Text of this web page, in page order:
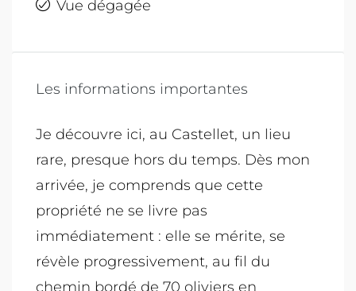
Vue dégagée
Les informations importantes
Je découvre ici, au Castellet, un lieu
rare, presque hors du temps. Dès mon
arrivée, je comprends que cette
propriété ne se livre pas
immédiatement : elle se mérite, se
révèle progressivement, au fil du
chemin bordé de 70 oliviers en